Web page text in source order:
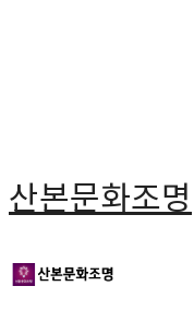
산본문화조명